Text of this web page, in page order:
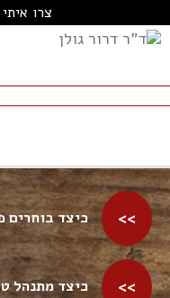
צרו איתי קשר
כיצד בוחרים
כיצד מתנהל